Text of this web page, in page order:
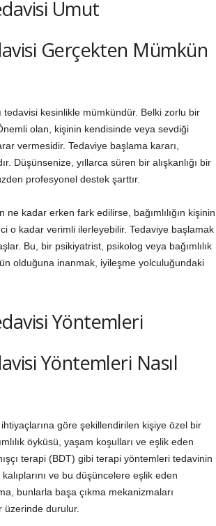
Gerçekten Mümkün
tedavisi kesinlikle mümkündür. Belki zorlu bir
olan, kişinin kendisinde veya sevdiği
vermesidir. Tedaviye başlama kararı,
Düşünsenize, yıllarca süren bir alışkanlığı bir
profesyonel destek şarttır.
kadar erken fark edilirse, bağımlılığın kişinin
o kadar verimli ilerleyebilir. Tedaviye başlamak
Bu, bir psikiyatrist, psikolog veya bağımlılık
olduğuna inanmak, iyileşme yolculuğundaki
Yöntemleri Nasıl
ihtiyaçlarına göre şekillendirilen kişiye özel bir
öyküsü, yaşam koşulları ve eşlik eden
terapi (BDT) gibi terapi yöntemleri tedavinin
ve bu düşüncelere eşlik eden
bunlarla başa çıkma mekanizmaları
üzerinde durulur.